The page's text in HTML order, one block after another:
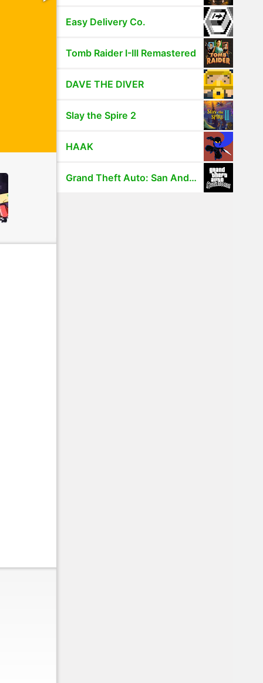
Easy Delivery Co.
Tomb Raider I-III Remastered
DAVE THE DIVER
Slay the Spire 2
HAAK
Grand Theft Auto: San Andreas